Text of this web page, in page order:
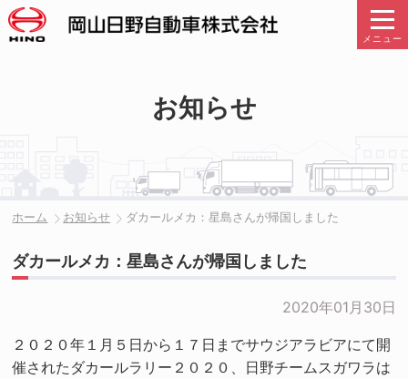
メニュー
お知らせ
ホーム お知らせ ダカールメカ：星島さんが帰国しました
ダカールメカ：星島さんが帰国しました
2020年01月30日
２０２０年１月５日から１７日までサウジアラビアにて開
催されたダカールラリー２０２０、日野チームスガワラは